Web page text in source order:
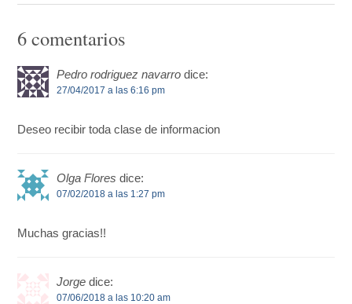
6 comentarios
Pedro rodriguez navarro dice:
27/04/2017 a las 6:16 pm
Deseo recibir toda clase de informacion
Olga Flores dice:
07/02/2018 a las 1:27 pm
Muchas gracias!!
Jorge dice:
07/06/2018 a las 10:20 am